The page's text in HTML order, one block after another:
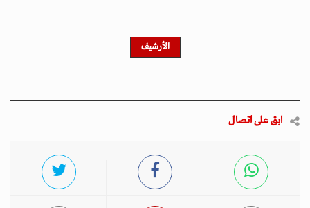
الأرشيف
ابق على اتصال